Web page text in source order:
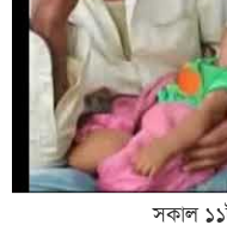
সকাল